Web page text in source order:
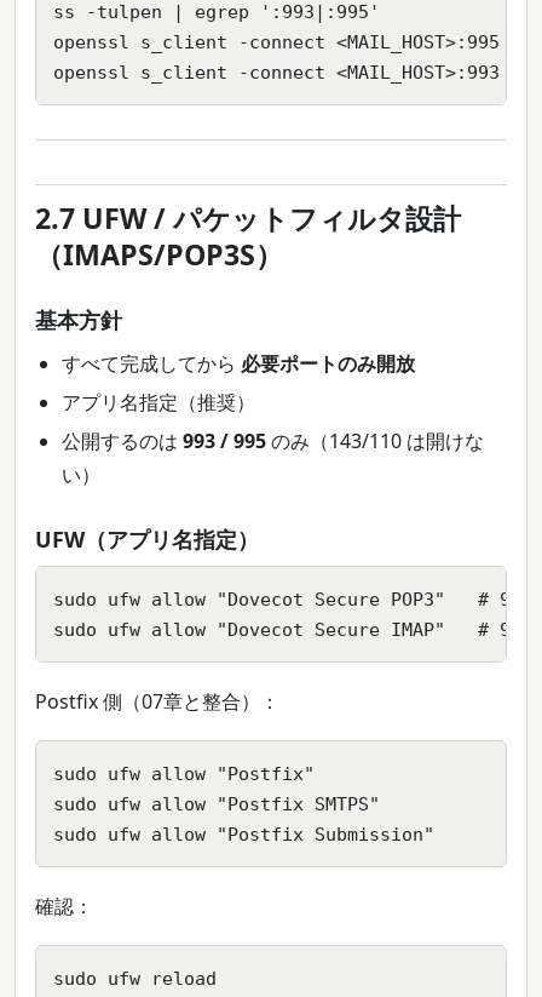
ss -tulpen | egrep ':993|:995'
openssl s_client -connect <MAIL_HOST>:995 -
openssl s_client -connect <MAIL_HOST>:993 -
2.7 UFW / パケットフィルタ設計
（IMAPS/POP3S）
基本方針
すべて完成してから 必要ポートのみ開放
アプリ名指定（推奨）
公開するのは993 / 995のみ（143/110 は開けな
い）
UFW（アプリ名指定）
sudo ufw allow "Dovecot Secure POP3"   #
sudo ufw allow "Dovecot Secure IMAP"   # 993/
Postfix 側（07章と整合）：
sudo ufw allow "Postfix"
sudo ufw allow "Postfix SMTPS"
sudo ufw allow "Postfix Submission"
確認：
sudo ufw reload